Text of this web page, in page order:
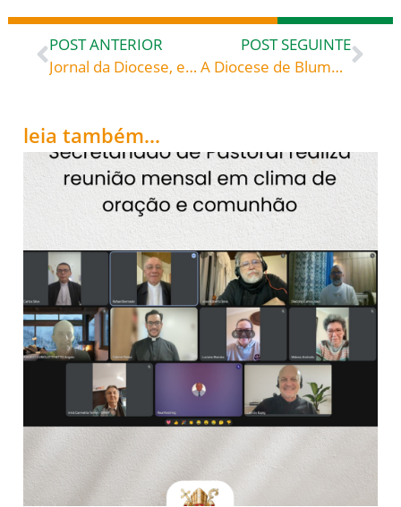
POST ANTERIOR
Jornal da Diocese, edição de Fevereiro de 2009
POST SEGUINTE
A Diocese de Blumenau tem a honra de convidá-lo(a)
leia também...